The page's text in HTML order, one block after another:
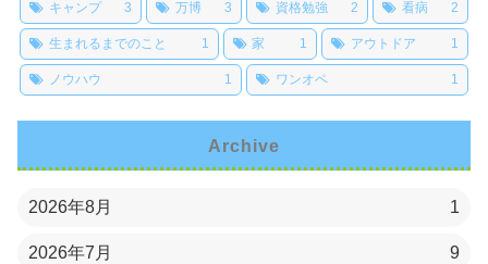
キャンプ 3 万博 3 資格勉強 2 看病 2
生まれるまでのこと 1 家 1 アウトドア 1
ノウハウ 1 ワンオペ 1
Archive
2026年8月 1
2026年7月 9